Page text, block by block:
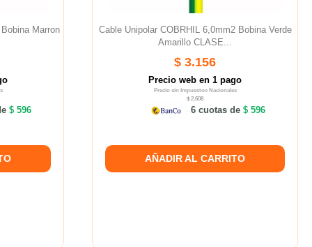
Marron
$ 596
Cable Unipolar COBRHIL 6,0mm2 Bobina Verde
Amarillo CLASE...
$ 3.156
Precio web en 1 pago
Precio sin Impuestos Nacionales
$ 2.608
6 cuotas de$ 596
AÑADIR AL CARRITO